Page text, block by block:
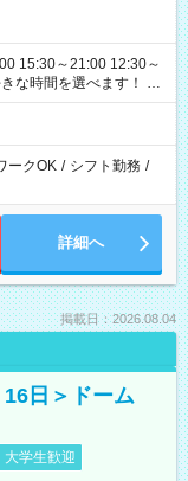
15:30～21:00 12:30～
ークOK / シフト勤務 /
詳細へ
掲載日：2026.08.04
日＞ドーム
大学生歓迎